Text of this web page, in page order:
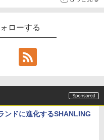
ローする
ンドに進化するSHANLING